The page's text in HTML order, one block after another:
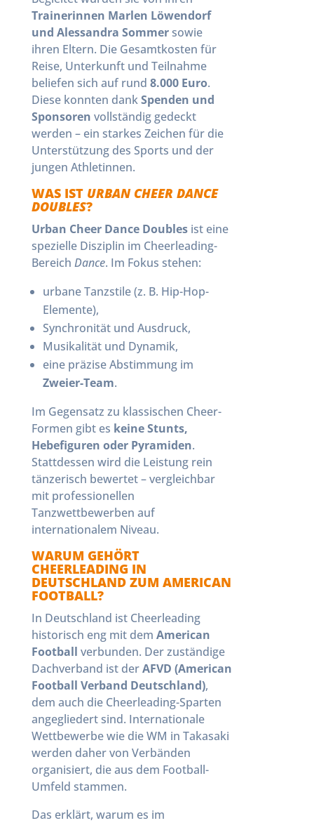
Trainerinnen Marlen Löwendorf
und Alessandra Sommersowie
ihren Eltern. Die Gesamtkosten für
Reise, Unterkunft und Teilnahme
beliefen sich auf rund 8.000 Euro.
Diese konnten dankSpenden und
Sponsoren vollständig gedeckt
werden – ein starkes Zeichen für die
Unterstützung des Sports und der
jungen Athletinnen.
WAS IST URBAN CHEER DANCE
DOUBLES?
Urban Cheer Dance Doublesist eine
spezielle Disziplin im Cheerleading-
Bereich Dance. Im Fokus stehen:
urbane Tanzstile (z. B. Hip-Hop-
Elemente),
Synchronität und Ausdruck,
Musikalität und Dynamik,
eine präzise Abstimmung im
Zweier-Team.
Im Gegensatz zu klassischen Cheer-
Formen gibt es keine Stunts,
Hebefiguren oder Pyramiden.
Stattdessen wird die Leistung rein
tänzerisch bewertet – vergleichbar
mit professionellen
Tanzwettbewerben auf
internationalem Niveau.
WARUM GEHÖRT
CHEERLEADING IN
DEUTSCHLAND ZUM AMERICAN
FOOTBALL?
In Deutschland ist Cheerleading
historisch eng mit dem American
Football verbunden. Der zuständige
Dachverband ist derAFVD (American
Football Verband Deutschland),
dem auch die Cheerleading-Sparten
angegliedert sind. Internationale
Wettbewerbe wie die WM in Takasaki
werden daher von Verbänden
organisiert, die aus dem Football-
Umfeld stammen.
Das erklärt, warum es im